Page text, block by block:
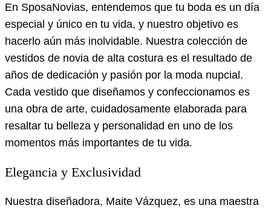
En SposaNovias, entendemos que tu boda es un día
especial y único en tu vida, y nuestro objetivo es
hacerlo aún más inolvidable. Nuestra colección de
vestidos de novia de alta costura es el resultado de
años de dedicación y pasión por la moda nupcial.
Cada vestido que diseñamos y confeccionamos es
una obra de arte, cuidadosamente elaborada para
resaltar tu belleza y personalidad en uno de los
momentos más importantes de tu vida.
Elegancia y Exclusividad
Nuestra diseñadora, Maite Vázquez, es una maestra